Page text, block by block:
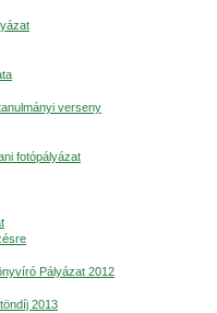
verseny
fotópályázat
Pályázat 2012
2013